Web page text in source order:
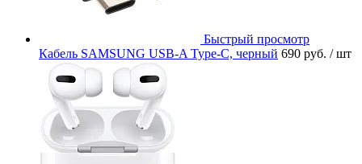
Быстрый просмотр
Кабель SAMSUNG USB-A Type-C, черный 690 руб. / шт